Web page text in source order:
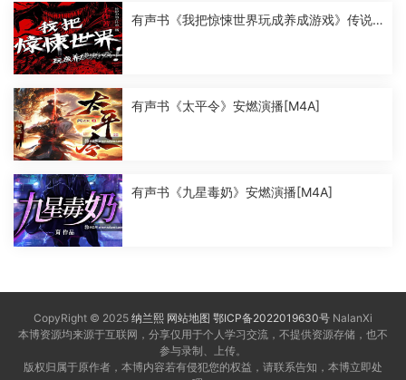
有声书《我把惊悚世界玩成养成游戏》传说
有声书《太平令》安燃演播[M4A]
有声书《九星毒奶》安燃演播[M4A]
CopyRight © 2025 纳兰熙 网站地图 鄂ICP备2022019630号 NalanXi
本博资源均来源于互联网，分享仅用于个人学习交流，不提供资源存储，也不
参与录制、上传。
版权归属于原作者，本博内容若有侵犯您的权益，请联系告知，本博立即处